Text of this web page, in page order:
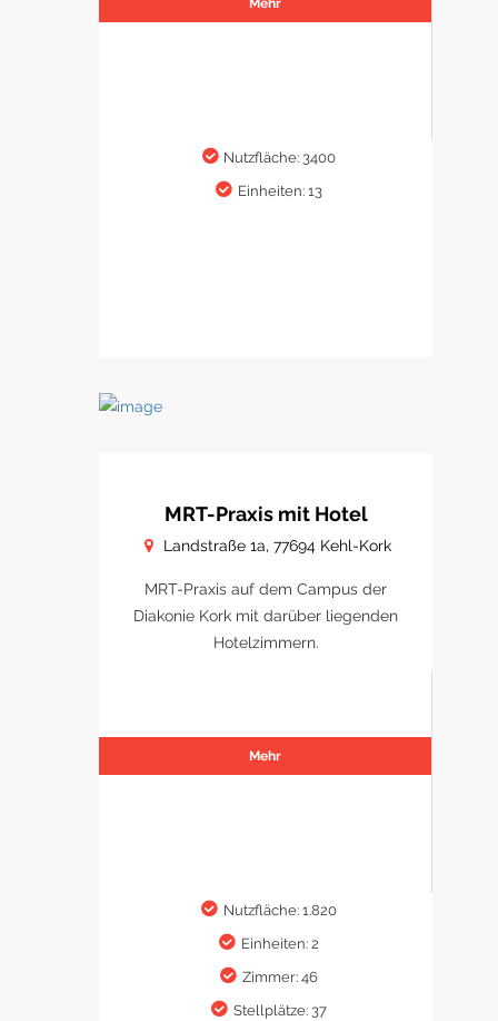
Mehr
Nutzfläche: 3400
Einheiten: 13
MRT-Praxis mit Hotel
Landstraße 1a, 77694 Kehl-Kork
MRT-Praxis auf dem Campus der
Diakonie Kork mit darüber liegenden
Hotelzimmern.
Mehr
Nutzfläche: 1.820
Einheiten: 2
Zimmer: 46
Stellplätze: 37